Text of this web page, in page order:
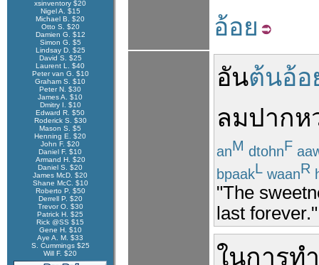
xsinventory $20
Nigel A. $15
Michael B. $20
Otto S. $20
Damien G. $12
Simon G. $5
Lindsay D. $25
David S. $25
Laurent L. $40
Peter van G. $10
Graham S. $10
Peter N. $30
James A. $10
Dmitry I. $10
Edward R. $50
Roderick S. $30
Mason S. $5
Henning E. $20
John F. $20
Daniel F. $10
Armand H. $20
Daniel S. $20
James McD. $20
Shane McC. $10
Roberto P. $50
Derrell P. $20
Trevor O. $30
Patrick H. $25
Rick @SS $15
Gene H. $10
Aye A. M. $33
S. Cummings $25
Will F. $20
อ้อย
อันต้นอ้อ
ลมปากห
anM dtohnF
bpaakL waanR
"The
last forever."
ในการท